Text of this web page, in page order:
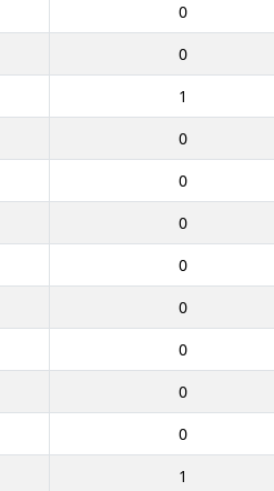
0
0
1
0
0
0
0
0
0
0
0
1